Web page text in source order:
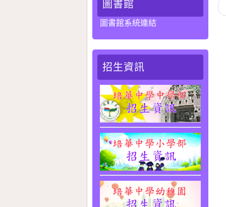
圖書館
圖書館系統連結
招生資訊